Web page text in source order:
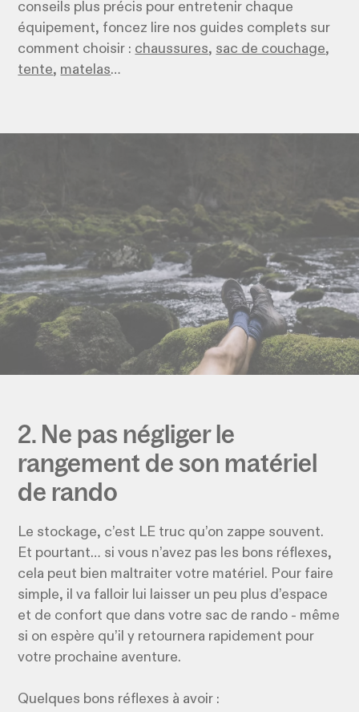
conseils plus précis pour entretenir chaque
équipement, foncez lire nos guides complets sur
comment choisir : chaussures, sac de couchage,
tente, matelas…
2. Ne pas négliger le
rangement de son matériel
de rando
Le stockage, c’est LE truc qu’on zappe souvent.
Et pourtant… si vous n’avez pas les bons réflexes,
cela peut bien maltraiter votre matériel. Pour faire
simple, il va falloir lui laisser un peu plus d’espace
et de confort que dans votre sac de rando - même
si on espère qu’il y retournera rapidement pour
votre prochaine aventure.
Quelques bons réflexes à avoir :